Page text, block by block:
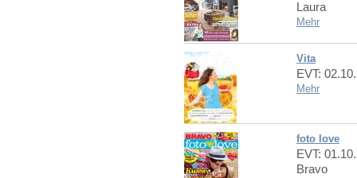
Laura
Mehr
Vita
EVT:
Mehr
foto love
EVT:
Bravo